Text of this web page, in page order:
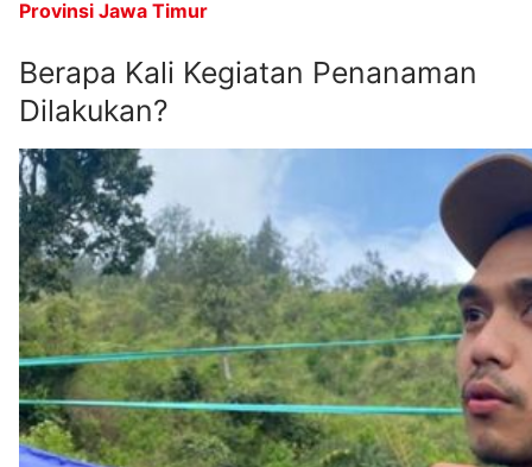
Provinsi Jawa Timur
Berapa Kali Kegiatan Penanaman
Dilakukan?